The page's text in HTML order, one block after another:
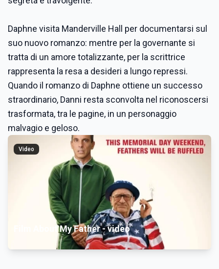
Daphne visita Manderville Hall per documentarsi sul
suo nuovo romanzo: mentre per la governante si
tratta di un amore totalizzante, per la scrittrice
rappresenta la resa a desideri a lungo repressi.
Quando il romanzo di Daphne ottiene un successo
straordinario, Danni resta sconvolta nel riconoscersi
trasformata, tra le pagine, in un personaggio
malvagio e geloso.
Video
Film About My Father - video